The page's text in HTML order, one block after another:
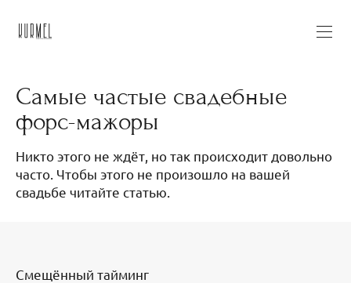
Самые частые свадебные
форс-мажоры
Никто этого не ждёт, но так происходит довольно
часто. Чтобы этого не произошло на вашей
свадьбе читайте статью.
Смещённый тайминг